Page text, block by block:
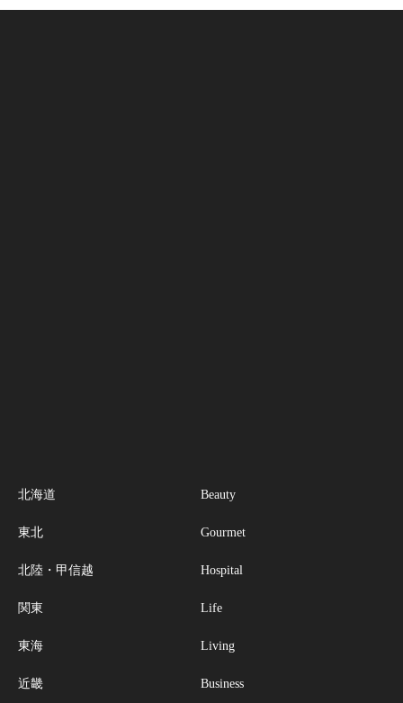
北海道
東北
北陸・甲信越
関東
東海
近畿
Beauty
Gourmet
Hospital
Life
Living
Business